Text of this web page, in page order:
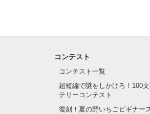
コンテスト
コンテスト一覧
超短編で謎をしかけろ！100
テリーコンテスト
復刻！夏の野いちごビギナー